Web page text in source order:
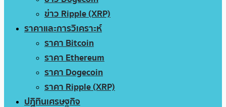
ข่าว Ripple (XRP)
ราคาและการวิเคราะห์
ราคา Bitcoin
ราคา Ethereum
ราคา Dogecoin
ราคา Ripple (XRP)
ปฏิทินเศรษฐกิจ